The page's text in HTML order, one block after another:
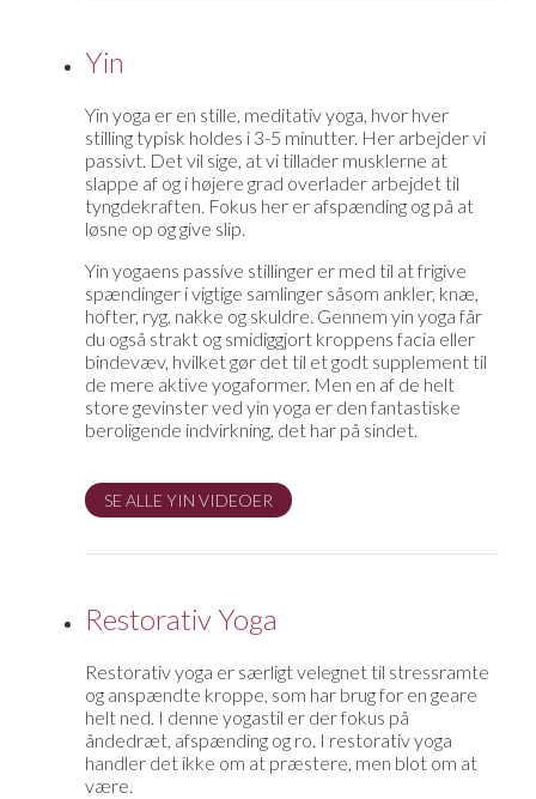
Yin
Yin yoga er en stille, meditativ yoga, hvor hver
stilling typisk holdes i 3-5 minutter. Her arbejder vi
passivt. Det vil sige, at vi tillader musklerne at
slappe af og i højere grad overlader arbejdet til
tyngdekraften. Fokus her er afspænding og på at
løsne op og give slip.
Yin yogaens passive stillinger er med til at frigive
spændinger i vigtige samlinger såsom ankler, knæ,
hofter, ryg, nakke og skuldre. Gennem yin yoga får
du også strakt og smidiggjort kroppens facia eller
bindevæv, hvilket gør det til et godt supplement til
de mere aktive yogaformer. Men en af de helt
store gevinster ved yin yoga er den fantastiske
beroligende indvirkning, det har på sindet.
SE ALLE YIN VIDEOER
Restorativ Yoga
Restorativ yoga er særligt velegnet til stressramte
og anspændte kroppe, som har brug for en geare
helt ned. I denne yogastil er der fokus på
åndedræt, afspænding og ro. I restorativ yoga
handler det ikke om at præstere, men blot om at
være.